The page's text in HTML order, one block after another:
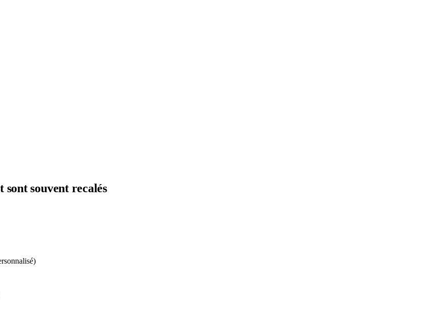
sont souvent recalés